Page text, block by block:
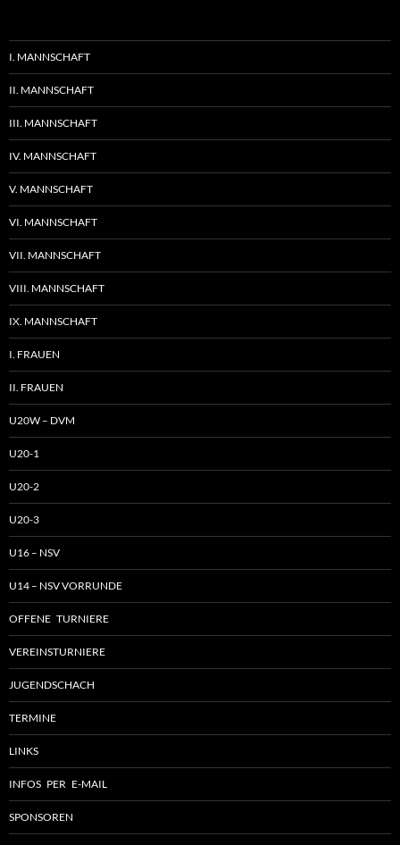
I. MANNSCHAFT
II. MANNSCHAFT
III. MANNSCHAFT
IV. MANNSCHAFT
V. MANNSCHAFT
VI. MANNSCHAFT
VII. MANNSCHAFT
VIII. MANNSCHAFT
IX. MANNSCHAFT
I. FRAUEN
II. FRAUEN
U20W – DVM
U20-1
U20-2
U20-3
U16 – NSV
U14 – NSV VORRUNDE
OFFENE TURNIERE
VEREINSTURNIERE
JUGENDSCHACH
TERMINE
LINKS
INFOS PER E-MAIL
SPONSOREN